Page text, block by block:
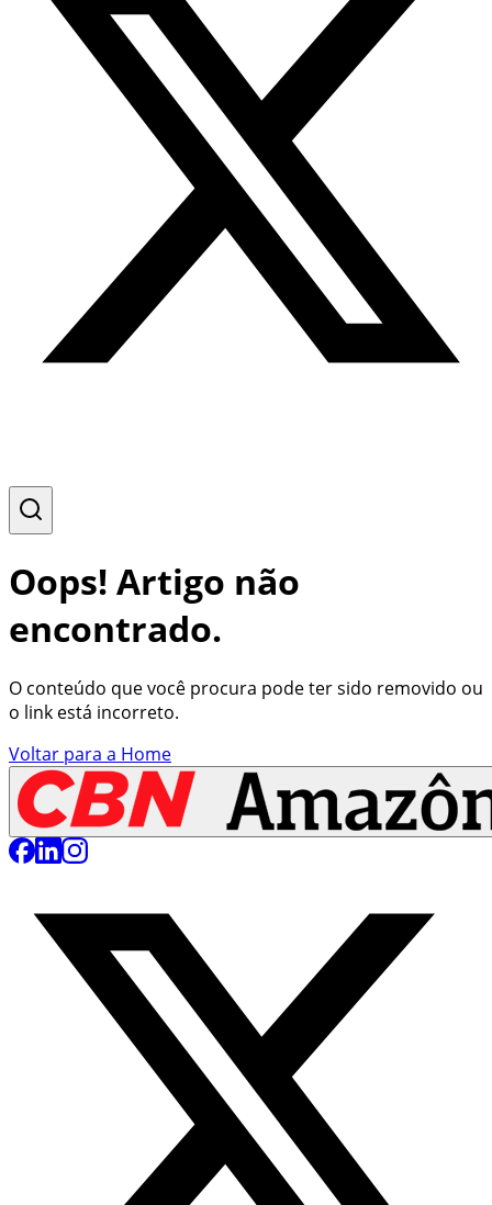
Oops! Artigo não
encontrado.
O conteúdo que você procura pode ter sido removido ou
o link está incorreto.
Voltar para a Home